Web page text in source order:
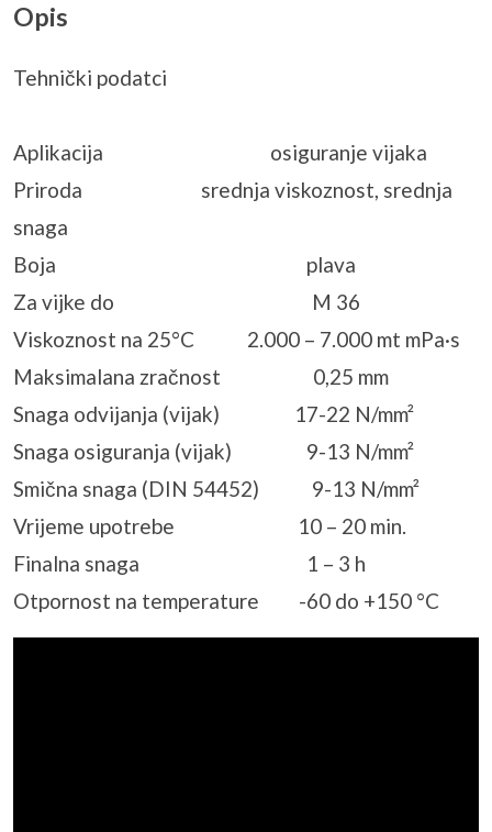
Opis
Tehnički podatci
Aplikacija osiguranje vijaka
Priroda srednja viskoznost, srednja
snaga
Boja plava
Za vijke do M 36
Viskoznost na 25°C 2.000 – 7.000 mt mPa·s
Maksimalana zračnost 0,25 mm
Snaga odvijanja (vijak) 17-22 N/mm²
Snaga osiguranja (vijak) 9-13 N/mm²
Smična snaga (DIN 54452) 9-13 N/mm²
Vrijeme upotrebe 10 – 20 min.
Finalna snaga 1 – 3 h
Otpornost na temperature -60 do +150 °C